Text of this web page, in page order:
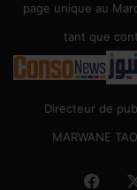
page unique au
tant que
Directeur de